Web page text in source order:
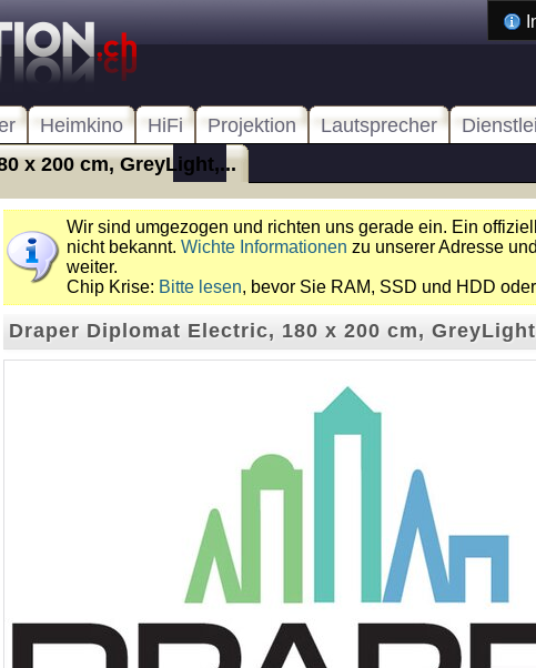
Heimkino HiFi Projektion Lautsprecher
x 200 cm, GreyLight,...
Wir sind umgezogen und richten uns gerade ein. Ein
nicht bekannt. Wichte Informationen zu unserer Adresse
weiter.
Chip Krise: Bitte lesen, bevor Sie RAM, SSD und HDD
Draper Diplomat Electric, 180 x 200 cm,